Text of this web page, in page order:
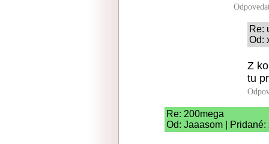
Re:
Od:
Z
tu
Re: 200mega
Od: Jaaasom |